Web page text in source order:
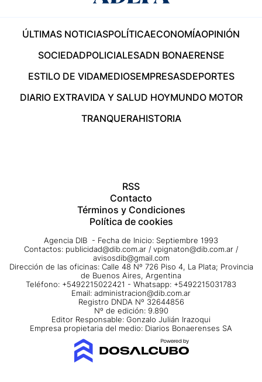
ÚLTIMAS NOTICIASPOLÍTICAECONOMÍAOPINIÓN
SOCIEDADPOLICIALESADN BONAERENSE
ESTILO DE VIDAMEDIOSEMPRESASDEPORTES
DIARIO EXTRAVIDA Y SALUD HOYMUNDO MOTOR
TRANQUERAHISTORIA
RSS
Contacto
Términos y Condiciones
Política de cookies
Agencia DIB - Fecha de Inicio: Septiembre 1993
Contactos: publicidad@dib.com.ar / vpignaton@dib.com.ar /
avisosdib@gmail.com
Dirección de las oficinas: Calle 48 Nº 726 Piso 4, La Plata; Provincia
de Buenos Aires, Argentina
Teléfono: +5492215022421 - Whatsapp: +5492215031783
Email: administracion@dib.com.ar
Registro DNDA Nº 32644856
Nº de edición: 9.890
Editor Responsable: Gonzalo Julián Irazoqui
Empresa propietaria del medio: Diarios Bonaerenses SA